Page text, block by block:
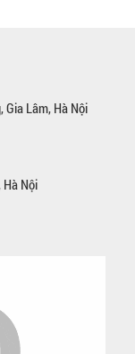
Gia Lâm, Hà Nội
Hà Nội